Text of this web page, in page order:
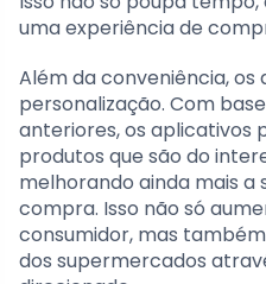
uma experiência de
Além da conveniência,
personalização. Com
anteriores, os aplicativos
produtos que são do
melhorando ainda mais a
compra. Isso não só
consumidor, mas
dos supermercados